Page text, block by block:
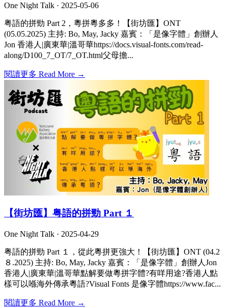
One Night Talk · 2025-05-06
粤語的拼勁 Part 2，粵拼粵多多！【街坊匯】ONT
(05.05.2025) 主持: Bo, May, Jacky 嘉賓：「是像字體」創辦人
Jon 香港人|廣東華|溫哥華https://docs.visual-fonts.com/read-
along/D100_7_OT/7_OT.html父母擔...
閱讀更多 Read More →
【街坊匯】粤語的拼勁 Part １
One Night Talk · 2025-04-29
粤語的拼勁 Part １，從此粵拼更強大！【街坊匯】ONT (04.2
８.2025) 主持: Bo, May, Jacky 嘉賓：「是像字體」創辦人Jon
香港人|廣東華|溫哥華點解要做粵拼字體?有咩用途?香港人點
樣可以喺海外傳承粵語?Visual Fonts 是像字體https://www.fac...
閱讀更多 Read More →